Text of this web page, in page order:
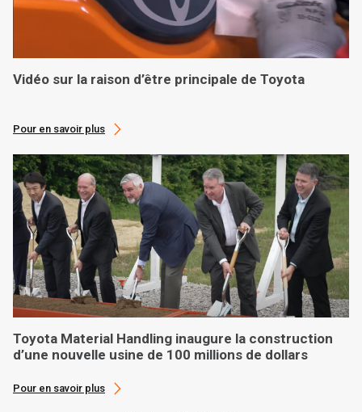
Vidéo sur la raison d’être principale de Toyota
Pour en savoir plus
Toyota Material Handling inaugure la construction
d’une nouvelle usine de 100 millions de dollars
Pour en savoir plus